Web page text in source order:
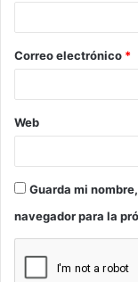
*
Correo electrónico *
Web
Guarda mi
navegador para la